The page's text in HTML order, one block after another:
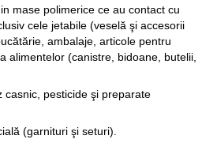
mase polimerice ce au contact cu
cele jetabile (veselă şi accesorii
ambalaje, articole pentru
alimentelor (canistre, bidoane, butelii,
casnic, pesticide şi preparate
(garnituri şi seturi).